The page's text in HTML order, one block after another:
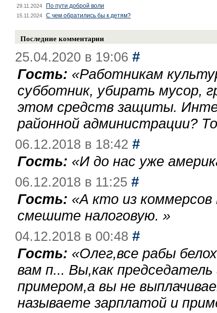
29.11.2024 По пути доброй воли
15.11.2024 С чем обратились бы к детям?
Последние комментарии
25.04.2020 в 19:06 #
Гость: «Работникам
субботник, убирать мусор,
этом средств защиты.
районной администрации?
06.12.2018 в 18:42 #
Гость: «И до нас уже
06.12.2018 в 11:25 #
Гость: «А кто из
смешите налоговую. »
04.12.2018 в 00:48 #
Гость: «Олег,все рабы
вам п... Вы,как
примером,а вы не
называете зарплатой и